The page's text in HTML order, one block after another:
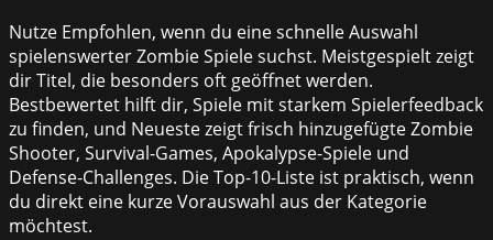
Nutze Empfohlen, wenn du eine schnelle Auswahl
spielenswerter Zombie Spiele suchst. Meistgespielt zeigt
dir Titel, die besonders oft geöffnet werden.
Bestbewertet hilft dir, Spiele mit starkem Spielerfeedback
zu finden, und Neueste zeigt frisch hinzugefügte Zombie
Shooter, Survival-Games, Apokalypse-Spiele und
Defense-Challenges. Die Top-10-Liste ist praktisch, wenn
du direkt eine kurze Vorauswahl aus der Kategorie
möchtest.